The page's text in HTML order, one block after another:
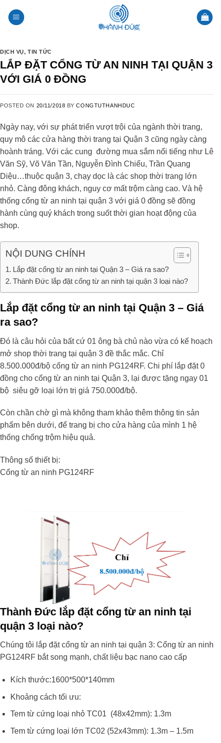
DỊCH VỤ,TIN TỨC
LẮP ĐẶT CỔNG TỪ AN NINH TẠI QUẬN 3
VỚI GIÁ 0 ĐỒNG
POSTED ON 20/11/2018 BYCONGTUTHANHDUC
Ngày nay, với sự phát triển vượt trội của ngành thời trang,
quy mô các cửa hàng thời trang tại Quận 3 cũng ngày càng
hoành tráng. Với các cung đường mua sắm nổi tiếng như Lê
Văn Sỹ, Võ Văn Tần, Nguyễn Đình Chiểu, Trần Quang
Diệu…thuộc quận 3, chạy dọc là các shop thời trang lớn
nhỏ. Càng đông khách, nguy cơ mất trộm càng cao. Và hệ
thống cổng từ an ninh tại quận 3 với giá 0 đồng sẽ đồng
hành cùng quý khách trong suốt thời gian hoạt động của
shop.
NỘI DUNG CHÍNH
Lắp đặt cổng từ an ninh tại Quận 3 – Giá ra sao?
Thành Đức lắp đặt cổng từ an ninh tại quận 3 loại nào?
Lắp đặt cổng từ an ninh tại Quận 3 – Giá
ra sao?
Đó là câu hỏi của bất cứ 01 ông bà chủ nào vừa có kế hoạch
mở shop thời trang tại quận 3 đề thắc mắc. Chỉ
8.500.000đ/bộ cổng từ an ninh PG124RF. Chi phí lắp đặt 0
đồng cho cổng từ an ninh tại Quận 3, lại được tặng ngay 01
bộ siêu gỡ loại lớn trị giá 750.000đ/bộ.
Còn chần chờ gì mà không tham khảo thêm thông tin sản
phẩm bên dưới, để trang bị cho cửa hàng của mình 1 hệ
thống chống trộm hiệu quả.
Thông số thiết bị:
Cổng từ an ninh PG124RF
Thành Đức lắp đặt cổng từ an ninh tại
quận 3 loại nào?
Chúng tôi lắp đặt cổng từ an ninh tại quận 3: Cổng từ an ninh
PG124RF bắt song mạnh, chất liệu bạc nano cao cấp
Kích thước:1600*500*140mm
Khoảng cách tối ưu:
Tem từ cứng loại nhỏ TC01 (48x42mm): 1.3m
Tem từ cứng loại lớn TC02 (52x43mm): 1.3m – 1.5m